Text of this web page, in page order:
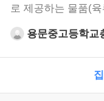
로 제공하는 물품(
용문중고등학교